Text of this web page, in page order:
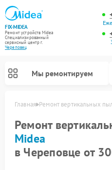
FIX-MIDEA
Ремонт устройств Midea
Специализированный
cервисный центр г.
Череповец
Мы ремонтируем
Главная Ремонт вертикальных
Ремонт
Midea
в Череповце от